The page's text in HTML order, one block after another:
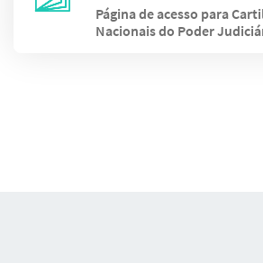
Página de acesso para
Nacionais do Poder